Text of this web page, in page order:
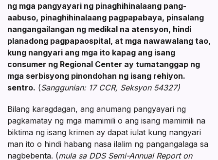
para
sa
Mga
Tagabigay
ng
ng mga pangyayari ng pinaghihinalaang pang-
aabuso, pinaghihinalaang pagpapabaya, pinsalang
nangangailangan ng medikal na atensyon, hindi
planadong pagpapaospital, at mga nawawalang tao,
kung nangyari ang mga ito kapag ang isang
consumer ng Regional Center ay tumatanggap ng
mga serbisyong pinondohan ng isang rehiyon.
sentro. (Sanggunian: 17 CCR, Seksyon 54327)
Bilang karagdagan, ang anumang pangyayari ng
pagkamatay ng mga mamimili o ang isang mamimili na
biktima ng isang krimen ay dapat iulat kung nangyari
man ito o hindi habang nasa ilalim ng pangangalaga sa
nagbebenta. (mula sa DDS Semi-Annual Report on